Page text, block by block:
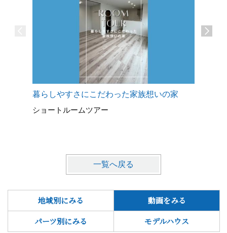
暮らしやすさにこだわった家族想いの家
ショートルームツアー
一覧へ戻る
地域別にみる
動画をみる
パーツ別にみる
モデルハウス